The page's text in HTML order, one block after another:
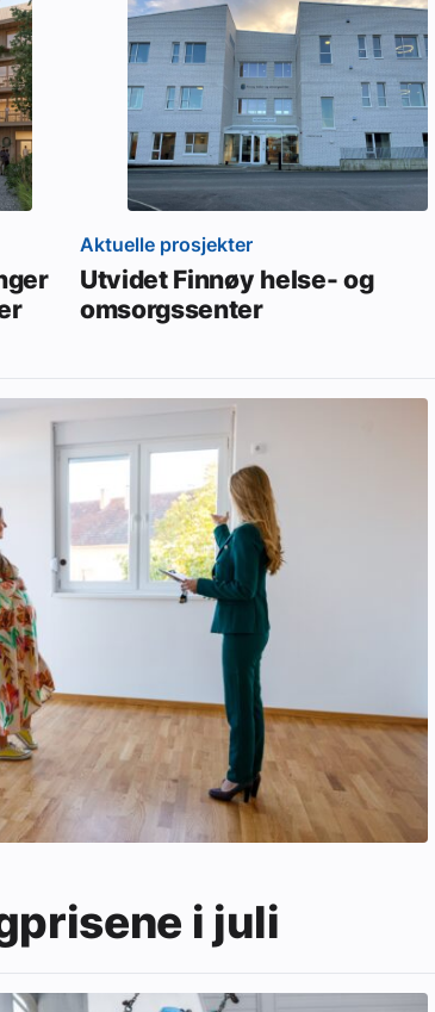
Aktuelle prosjekter
Utvidet Finnøy helse- og
omsorgssenter
i juli